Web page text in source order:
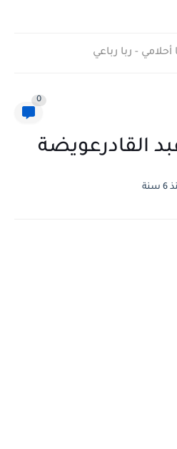
أحلامي - ربا رباعي
0
القادرعويضة
سنة